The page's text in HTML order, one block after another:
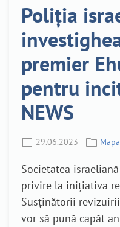
Poliția
premier
pentru
NEWS
29.06.2023
Societatea
privire la inițiativa
Susținătorii
vor să pună capăt